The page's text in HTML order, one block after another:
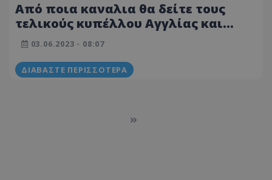
Από ποια καναλια θα δείτε τους
τελικούς κυπέλλου Αγγλίας και
Γερμανίας! ΟΛΕΣ οι αθλητικές
μεταδόσεις (03/06)
03.06.2023 - 08:07
ΔΙΑΒΆΣΤΕ ΠΕΡΙΣΣΌΤΕΡΑ